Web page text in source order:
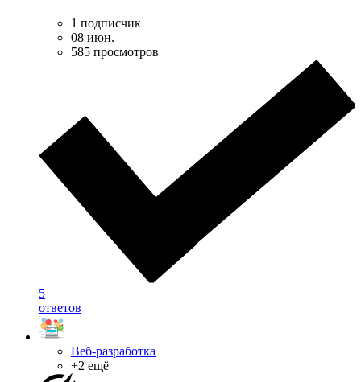
1 подписчик
08 июн.
585 просмотров
5
ответов
Веб-разработка
+2 ещё